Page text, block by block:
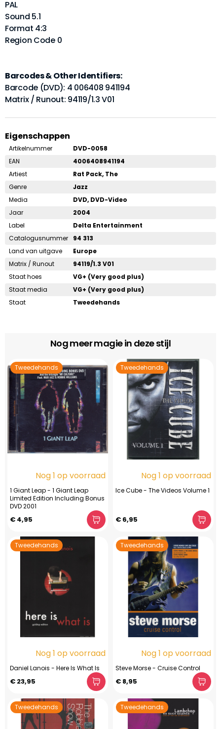
PAL
Sound 5.1
Format 4:3
Region Code 0
Barcodes & Other Identifiers:
Barcode (DVD): 4 006408 941194
Matrix / Runout: 94119/1.3 V01
Eigenschappen
Artikelnummer
DVD-0058
EAN
4006408941194
Artiest
Rat Pack, The
Genre
Jazz
Media
DVD, DVD-Video
Jaar
2004
Label
Delta Entertainment
Catalogusnummer
94 313
Land van uitgave
Europe
Matrix / Runout
94119/1.3 V01
Staat hoes
VG+ (Very good plus)
Staat media
VG+ (Very good plus)
Staat
Tweedehands
Nog meer magie in deze stijl
Tweedehands
Nog 1 op voorraad
1 Giant Leap - 1 Giant Leap
Limited Edition Including Bonus
DVD 2001
€ 4,95
Tweedehands
Nog 1 op voorraad
Ice Cube - The Videos Volume 1
€ 6,95
Tweedehands
Nog 1 op voorraad
Daniel Lanois - Here Is What Is
€ 23,95
Tweedehands
Nog 1 op voorraad
Steve Morse - Cruise Control
€ 8,95
Tweedehands Tweedehands